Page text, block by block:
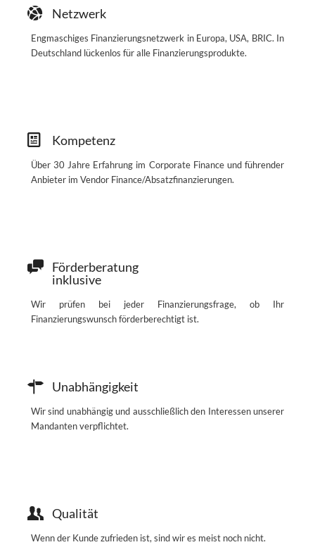
Netzwerk
Engmaschiges Finanzierungsnetzwerk in Europa, USA, BRIC. In
Deutschland lückenlos für alle Finanzierungsprodukte.
Kompetenz
Über 30 Jahre Erfahrung im Corporate Finance und führender
Anbieter im Vendor Finance/Absatzfinanzierungen.
Förderberatung
inklusive
Wir prüfen bei jeder Finanzierungsfrage, ob Ihr
Finanzierungswunsch förderberechtigt ist.
Unabhängigkeit
Wir sind unabhängig und ausschließlich den Interessen unserer
Mandanten verpflichtet.
Qualität
Wenn der Kunde zufrieden ist, sind wir es meist noch nicht.